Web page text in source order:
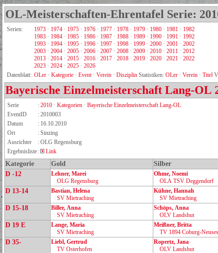
OL-Meisterschaften-Ehrentafel Serie:
Serien: 1973 · 1974 · 1975 · 1976 · 1977 · 1978 · 1979 · 1980 · 1981 · 1982
1983 · 1984 · 1985 · 1986 · 1987 · 1988 · 1989 · 1990 · 1991 · 1992
1993 · 1994 · 1995 · 1996 · 1997 · 1998 · 1999 · 2000 · 2001 · 2002
2003 · 2004 · 2005 · 2006 · 2007 · 2008 · 2009 · 2010 · 2011 · 2012
2013 · 2014 · 2015 · 2016 · 2017 · 2018 · 2019 · 2020 · 2021 · 2022
2023 · 2024 · 2025 · 2026
Datenblatt: OLer · Kategorie · Event· Verein · Disziplin Statistiken: OLer · Verein · Titel
Bayerische Einzelmeisterschaft Lang-OL
Serie :2010 · Kategorien · Bayerische Einzelmeisterschaft Lang-OL
EventID
:2010003
Datum
: 16.10.2010
Ort
:Sinzing
Ausrichter
:OLG Regensburg
Ergebnisliste : Link
Kategorie Gold
Silber
D -12
Lehner, Marei
OLG Regensburg
Ohme, Noemi
OLA TSV Deggendorf
D 13-14
Bastian, Helena
SV Mietraching
Kühne, Hannah
SV Mietraching
D 15-18
Biller, Anna
SV Mietraching
Schöps, Anna
OLV Landshut
D 19 E
Lange, Maria
SV Mietraching
Meißner, Britta
TV 1894 Coburg‑Neuses
D 35-
Liebl, Gertrud
TV Osterhofen
Ropertz, Jana
OLV Landshut